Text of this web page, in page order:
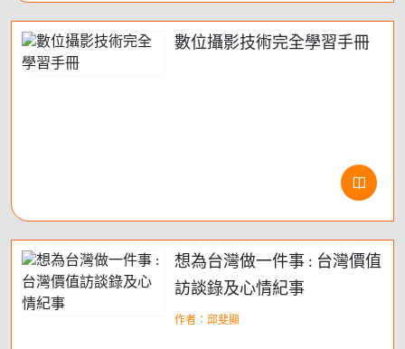
數位攝影技術完全學習手冊
想為台灣做一件事 : 台灣價值
訪談錄及心情紀事
作者：邱斐顯